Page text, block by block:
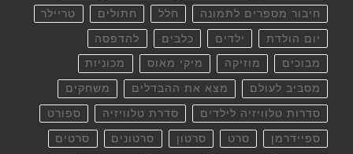
חיבור מספרים לתמונה חלל חתולים טריילר
יום הולדת ילדים כלבים להדפסה
מבוכים מוזיקה מיקי מאוס מכוניות
מסביב לעולם מצא את ההבדלים משחקים
סדרות טלוויזיה לילדים סדרת טלוויזיה ספורט
ספיידרמן סרט סרטון סרטונים סרטים